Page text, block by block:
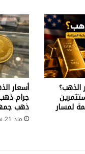
الذهب؟
لمسار
أسعار
ذهب
منذ 21 ساعة